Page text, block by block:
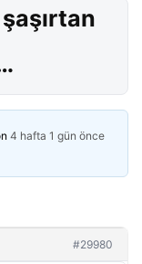
4 hafta 1 gün önce
#29980